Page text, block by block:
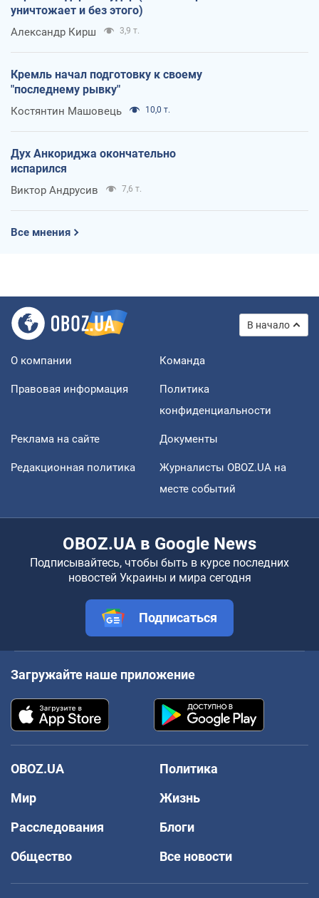
уничтожает и без этого)
Александр Кирш 3,9 т.
Кремль начал подготовку к своему
"последнему рывку"
Костянтин Машовець 10,0 т.
Дух Анкориджа окончательно
испарился
Виктор Андрусив 7,6 т.
Все мнения
В начало
О компании Команда
Правовая информация
Политика
конфиденциальности
Реклама на сайте Документы
Редакционная политика
Журналисты OBOZ.UA на
месте событий
OBOZ.UA в Google News
Подписывайтесь, чтобы быть в курсе последних
новостей Украины и мира сегодня
Подписаться
Загружайте наше приложение
OBOZ.UA
Политика
Мир
Жизнь
Расследования
Блоги
Общество
Все новости